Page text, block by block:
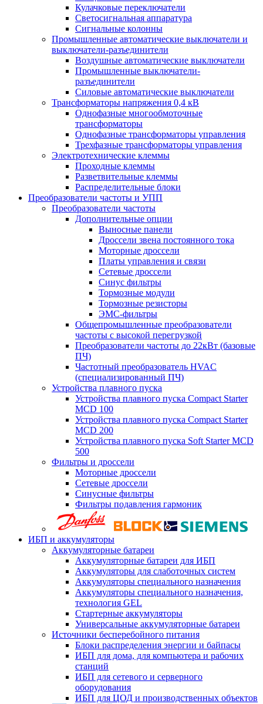
Кулачковые переключатели
Светосигнальная аппаратура
Сигнальные колонны
Промышленные автоматические выключатели и
выключатели-разъединители
Воздушные автоматические выключатели
Промышленные выключатели-
разъединители
Силовые автоматические выключатели
Трансформаторы напряжения 0,4 кВ
Однофазные многообмоточные
трансформаторы
Однофазные трансформаторы управления
Трехфазные трансформаторы управления
Электротехнические клеммы
Проходные клеммы
Разветвительные клеммы
Распределительные блоки
Преобразователи частоты и УПП
Преобразователи частоты
Дополнительные опции
Выносные панели
Дроссели звена постоянного тока
Моторные дроссели
Платы управления и связи
Сетевые дроссели
Синус фильтры
Тормозные модули
Тормозные резисторы
ЭМС-фильтры
Общепромышленные преобразователи
частоты с высокой перегрузкой
Преобразователи частоты до 22кВт (базовые
ПЧ)
Частотный преобразователь HVAC
(специализированный ПЧ)
Устройства плавного пуска
Устройства плавного пуска Compact Starter
MCD 100
Устройства плавного пуска Compact Starter
MCD 200
Устройства плавного пуска Soft Starter MCD
500
Фильтры и дроссели
Моторные дроссели
Сетевые дроссели
Синусные фильтры
Фильтры подавления гармоник
ИБП и аккумуляторы
Аккумуляторные батареи
Аккумуляторные батареи для ИБП
Аккумуляторы для слаботочных систем
Аккумуляторы специального назначения
Аккумуляторы специального назначения,
технология GEL
Стартерные аккумуляторы
Универсальные аккумуляторные батареи
Источники бесперебойного питания
Блоки распределения энергии и байпасы
ИБП для дома, для компьютера и рабочих
станций
ИБП для сетевого и серверного
оборудования
ИБП для ЦОД и производственных объектов